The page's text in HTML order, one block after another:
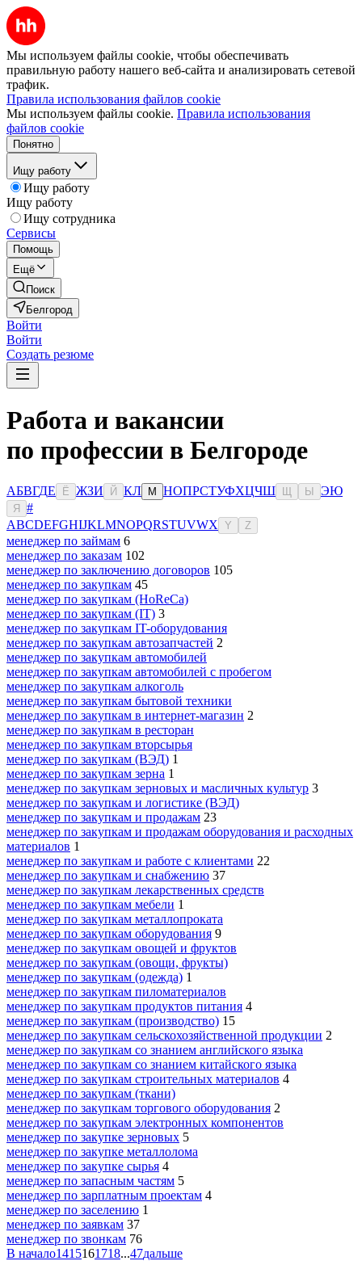
Мы используем файлы cookie, чтобы обеспечивать
правильную работу нашего веб-сайта и анализировать сетевой
трафик.
Правила использования файлов cookie
Мы используем файлы cookie. Правила использования
файлов cookie
Понятно
Ищу работу
Ищу работу
Ищу работу
Ищу сотрудника
Сервисы
Помощь
Ещё
Поиск
Белгород
Войти
Войти
Создать резюме
Работа и вакансии
по профессии в Белгороде
АБВГДЕ Ё ЖЗИ Й КЛ М НОПРСТУФХЦЧШ Ы ЭЮ
Я
#
ABCDEFGHIJKLMNOPQRSTUVWX Y Z
менеджер по займам 6
менеджер по заказам 102
менеджер по заключению договоров 105
менеджер по закупкам 45
менеджер по закупкам (HoReCa)
менеджер по закупкам (IT) 3
менеджер по закупкам IT-оборудования
менеджер по закупкам автозапчастей 2
менеджер по закупкам автомобилей
менеджер по закупкам автомобилей с пробегом
менеджер по закупкам алкоголь
менеджер по закупкам бытовой техники
менеджер по закупкам в интернет-магазин 2
менеджер по закупкам в ресторан
менеджер по закупкам вторсырья
менеджер по закупкам (ВЭД) 1
менеджер по закупкам зерна 1
менеджер по закупкам зерновых и масличных культур 3
менеджер по закупкам и логистике (ВЭД)
менеджер по закупкам и продажам 23
менеджер по закупкам и продажам оборудования и расходных
материалов 1
менеджер по закупкам и работе с клиентами 22
менеджер по закупкам и снабжению 37
менеджер по закупкам лекарственных средств
менеджер по закупкам мебели 1
менеджер по закупкам металлопроката
менеджер по закупкам оборудования 9
менеджер по закупкам овощей и фруктов
менеджер по закупкам (овощи, фрукты)
менеджер по закупкам (одежда) 1
менеджер по закупкам пиломатериалов
менеджер по закупкам продуктов питания 4
менеджер по закупкам (производство) 15
менеджер по закупкам сельскохозяйственной продукции 2
менеджер по закупкам со знанием английского языка
менеджер по закупкам со знанием китайского языка
менеджер по закупкам строительных материалов 4
менеджер по закупкам (ткани)
менеджер по закупкам торгового оборудования 2
менеджер по закупкам электронных компонентов
менеджер по закупке зерновых 5
менеджер по закупке металлолома
менеджер по закупке сырья 4
менеджер по запасным частям 5
менеджер по зарплатным проектам 4
менеджер по заселению 1
менеджер по заявкам 37
менеджер по звонкам 76
В начало1415161718...47дальше